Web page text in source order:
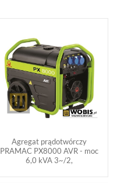
Agregat prądotwórczy
PRAMAC PX8000 AVR - moc
6,0 kVA 3~/2,